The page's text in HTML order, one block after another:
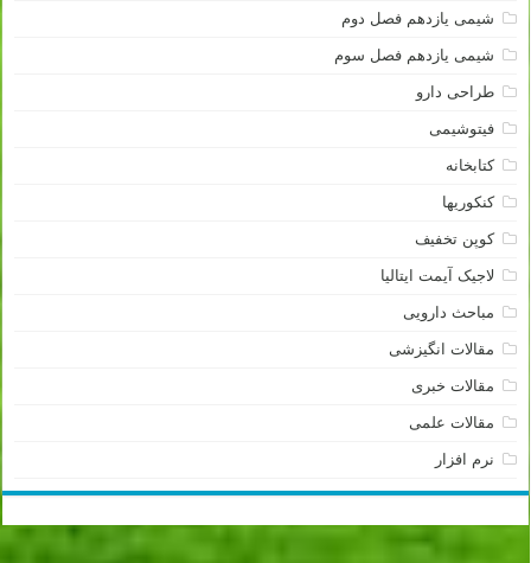
شیمی یازدهم فصل دوم
شیمی یازدهم فصل سوم
طراحی دارو
فیتوشیمی
کتابخانه
کنکوریها
کوپن تخفیف
لاجیک آیمت ایتالیا
مباحث دارویی
مقالات انگیزشی
مقالات خبری
مقالات علمی
نرم افزار